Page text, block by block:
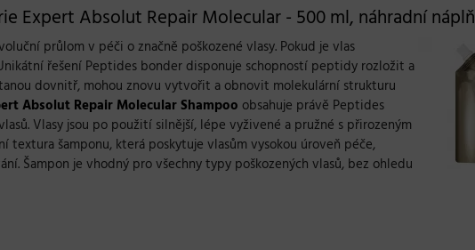
Expert Absolut Repair Molecular - 500 ml, náhradní náplň
průlom v péči o značně poškozené vlasy. Pokud je vlas
řešení Peptides bonder disponuje schopností peptidy rozložit a
dovnitř, mohou znovu vytvořit a obnovit molekulární strukturu
Absolut Repair MolecularShampoo obsahuje právě Peptides
Vlasy jsou po použití silnější, lépe vyživené a pružné s přirozeným
textura šamponu, která poskytuje vlasům vysokou úroveň péče,
Šampon je vhodný pro všechny typy poškozených vlasů, bez ohledu